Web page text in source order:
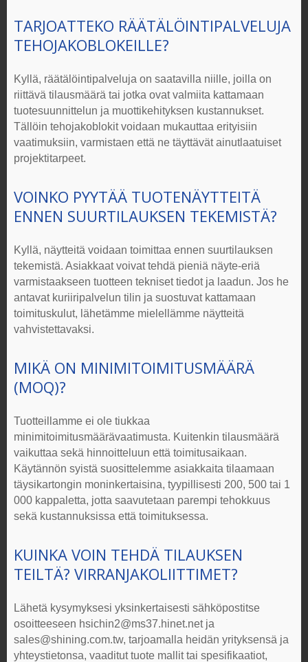
TARJOATTEKO RÄÄTÄLÖINTIPALVELUJA
TEHOJAKOBLOKEILLE?
Kyllä, räätälöintipalveluja on saatavilla niille, joilla on
riittävä tilausmäärä tai jotka ovat valmiita kattamaan
tuotesuunnittelun ja muottikehityksen kustannukset.
Tällöin tehojakoblokit voidaan mukauttaa erityisiin
vaatimuksiin, varmistaen että ne täyttävät ainutlaatuiset
projektitarpeet.
VOINKO PYYTÄÄ TUOTENÄYTTEITÄ
ENNEN SUURTILAUKSEN TEKEMISTÄ?
Kyllä, näytteitä voidaan toimittaa ennen suurtilauksen
tekemistä. Asiakkaat voivat tehdä pieniä näyte-eriä
varmistaakseen tuotteen tekniset tiedot ja laadun. Jos he
antavat kuriiripalvelun tilin ja suostuvat kattamaan
toimituskulut, lähetämme mielellämme näytteitä
vahvistettavaksi.
MIKÄ ON MINIMITOIMITUSMÄÄRÄ
(MOQ)?
Tuotteillamme ei ole tiukkaa
minimitoimitusmäärävaatimusta. Kuitenkin tilausmäärä
vaikuttaa sekä hinnoitteluun että toimitusaikaan.
Käytännön syistä suosittelemme asiakkaita tilaamaan
täysikartongin moninkertaisina, tyypillisesti 200, 500 tai 1
000 kappaletta, jotta saavutetaan parempi tehokkuus
sekä kustannuksissa että toimituksessa.
KUINKA VOIN TEHDÄ TILAUKSEN
TEILTÄ? VIRRANJAKOLIITTIMET?
Lähetä kysymyksesi yksinkertaisesti sähköpostitse
osoitteeseen hsichin2@ms37.hinet.net ja
sales@shining.com.tw, tarjoamalla heidän yrityksensä ja
yhteystietonsa, vaaditut tuote mallit tai spesifikaatiot,